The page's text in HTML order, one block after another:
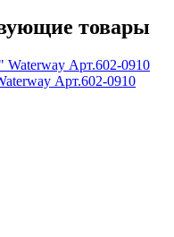
товары
Арт.602-0910